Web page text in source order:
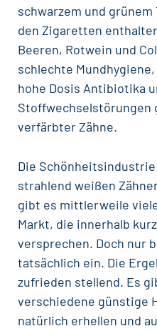
schwarzem und
den Zigaretten
Beeren, Rotwein und
schlechte Mundhygiene,
hohe Dosis Antibiotika
Stoffwechselstörungen
verfärbter Zähne.
Die
strahlend weißen
gibt es mittlerweile
Markt, die innerhalb
versprechen. Doch nur
tatsächlich ein. Die
zufrieden stellend. Es
verschiedene günstige
natürlich erhellen und